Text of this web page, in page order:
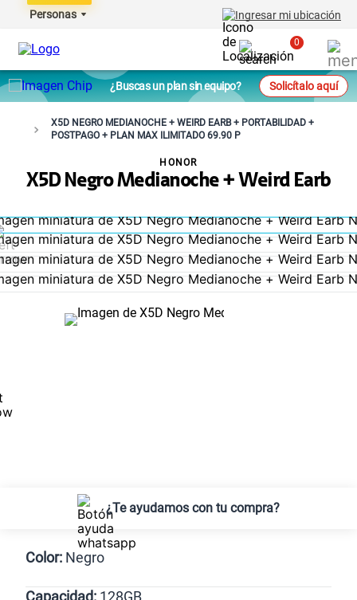
Personas Ingresar mi ubicación
0
¿Buscas un plan sin equipo? Solicítalo aquí
X5D NEGRO MEDIANOCHE + WEIRD EARB + PORTABILIDAD +
POSTPAGO + PLAN MAX ILIMITADO 69.90 P
X5D Negro Medianoche + Weird Earb
HONOR
¿Te ayudamos con tu compra?
Color: Negro
Capacidad: 128GB